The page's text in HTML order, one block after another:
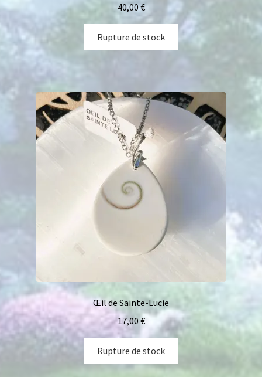
40,00€
Rupture de stock
Œil de Sainte-Lucie
17,00 €
Rupture de stock